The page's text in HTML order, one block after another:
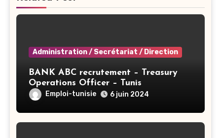
Administration / Secrétariat / Direction
BANK ABC recrutement – Treasury
Operations Officer – Tunis
Emploi-tunisie 6 juin 2024